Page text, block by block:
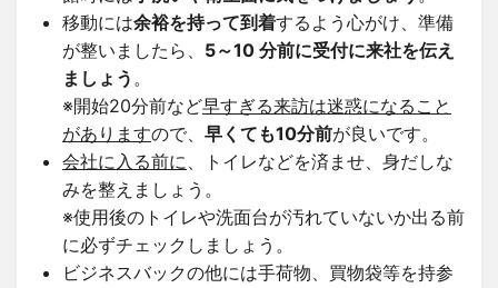
移動には余裕を持って到着するよう心がけ、準備
が整いましたら、 5～10 分前に受付に来社を伝え
ましょう 。
※開始20分前など早すぎる来訪は迷惑になること
がありますので、 早くても10分前が良いです。
会社に入る前に、トイレなどを済ませ、身だしな
みを整えましょう。
※使用後のトイレや洗面台が汚れていないか出る前
に必ずチェックしましょう。
ビジネスバックの他には手荷物、買物袋等を持参